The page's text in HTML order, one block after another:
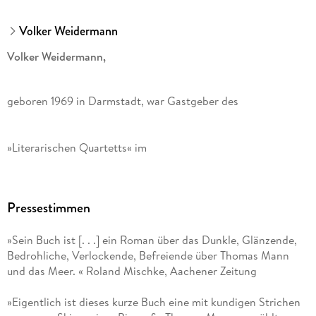
Volker Weidermann
Volker Weidermann,
geboren 1969 in Darmstadt, war Gastgeber des
»Literarischen Quartetts« im
. Er ist Kulturkorrespondent der
Zeit
und Autor zahlreicher Bücher, darunter »Träumer. Als die
Außerdem ist er Herausgeber der Reihe »Bücher meines
Pressestimmen
»Sein Buch ist [. . .] ein Roman über das Dunkle, Glänzende,
Bedrohliche, Verlockende, Befreiende über Thomas Mann
und das Meer. « Roland Mischke, Aachener Zeitung
»Eigentlich ist dieses kurze Buch eine mit kundigen Strichen